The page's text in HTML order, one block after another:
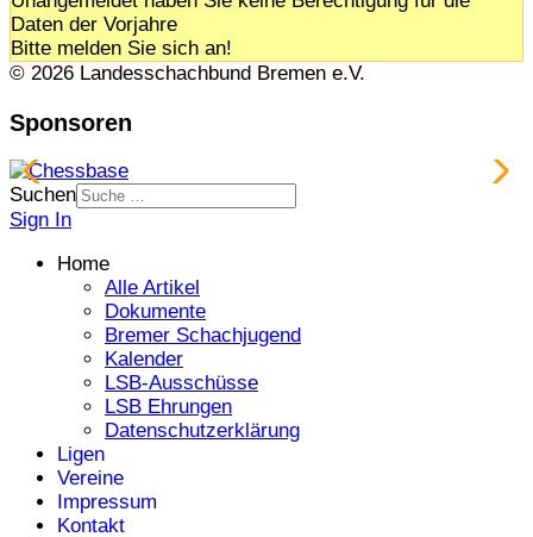
Daten der Vorjahre
Bitte melden Sie sich an!
© 2026 Landesschachbund Bremen e.V.
Sponsoren
Suchen
Sign In
Home
Alle Artikel
Dokumente
Bremer Schachjugend
Kalender
LSB-Ausschüsse
LSB Ehrungen
Datenschutzerklärung
Ligen
Vereine
Impressum
Kontakt